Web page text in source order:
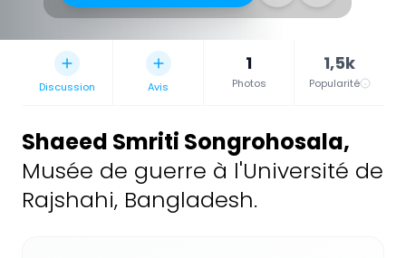
Discussion Avis
1
Photos
1,5k
Popularité
Shaeed Smriti Songrohosala,
Musée de guerre à l'Université de
Rajshahi, Bangladesh.